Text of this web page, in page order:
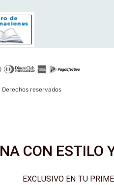
reservados
CON ESTILO
EXCLUSIVO EN TU